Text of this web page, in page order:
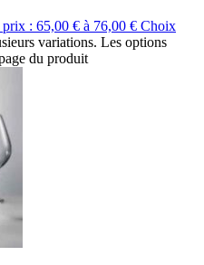
prix : 65,00 € à 76,00 € Choix
variations. Les options
du produit